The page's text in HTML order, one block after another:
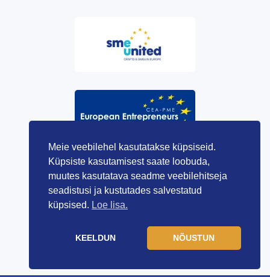
Meie veebilehel kasutatakse küpsiseid.
Küpsiste kasutamisest saate loobuda,
muutes kasutatava seadme veebilehitseja
seadistusi ja kustutades salvestatud
küpsised. Loe lisa.
KEELDUN NÕUSTUN